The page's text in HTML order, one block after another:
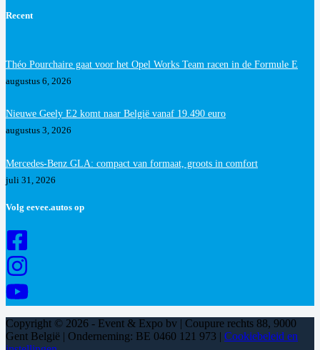
Recent
Théo Pourchaire gaat voor het Opel Works Team racen in de Formule E
augustus 6, 2026
Nieuwe Geely E2 komt naar België vanaf 19.490 euro
augustus 3, 2026
Mercedes-Benz GLA: compact van formaat, groots in comfort
juli 31, 2026
Volg eevee.autos op
Copyright © 2026 - Event & Expo bv | Coupure rechts 88, 9000
Gent België | Onderneming: BE 0460 121 973 | Cookiebeleid en